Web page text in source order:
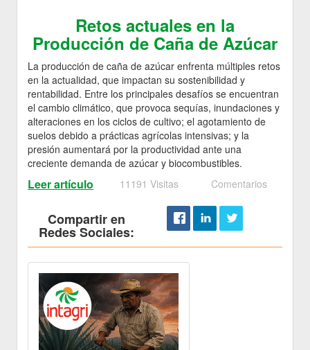
Retos actuales en la
Producción de Caña de Azúcar
La producción de caña de azúcar enfrenta múltiples retos
en la actualidad, que impactan su sostenibilidad y
rentabilidad. Entre los principales desafíos se encuentran
el cambio climático, que provoca sequías, inundaciones y
alteraciones en los ciclos de cultivo; el agotamiento de
suelos debido a prácticas agrícolas intensivas; y la
presión aumentará por la productividad ante una
creciente demanda de azúcar y biocombustibles.
Leer artículo 11191 Visitas Comentarios
Compartir en
Redes Sociales: